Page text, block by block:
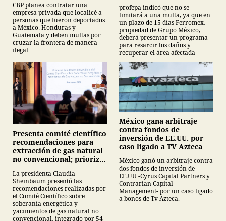
CBP planea contratar una
empresa privada que localicé a
personas que fueron deportados
a México, Honduras y
Guatemala y deben multas por
cruzar la frontera de manera
ilegal
profepa indicó que no se
limitará a una multa, ya que en
un plazo de 15 días Ferromex,
propiedad de Grupo México,
deberá presentar un programa
para resarcir los daños y
recuperar el área afectada
Presenta comité científico
recomendaciones para
extracción de gas natural
no convencional; prioriza
descarta yacimiento
Tampico-Misantla
La presidenta Claudia
Sheinbaum presentó las
recomendaciones realizadas por
el Comité Científico sobre
soberanía energética y
yacimientos de gas natural no
convencional, integrado por 54
México gana arbitraje
contra fondos de
inversión de EE.UU. por
caso ligado a TV Azteca
México ganó un arbitraje contra
dos fondos de inversión de
EE.UU -Cyrus Capital Partners y
Contrarian Capital
Management- por un caso ligado
a bonos de Tv Azteca.